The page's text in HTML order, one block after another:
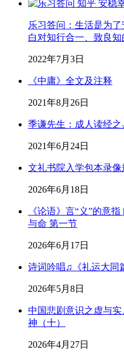
乐习答问：生活是为
白对知行合一、致良
2022年7月3日
《中庸》全文及注释
2021年8月26日
季谦先生：成人读经之
2021年6月24日
文礼书院入学包本录像
2026年6月18日
《论语》言“义”的意
与命 第一节
2026年6月17日
诗词吟唱♫《礼运大同
2026年5月8日
中国悲剧意识之虚与
神（十）
2026年4月27日